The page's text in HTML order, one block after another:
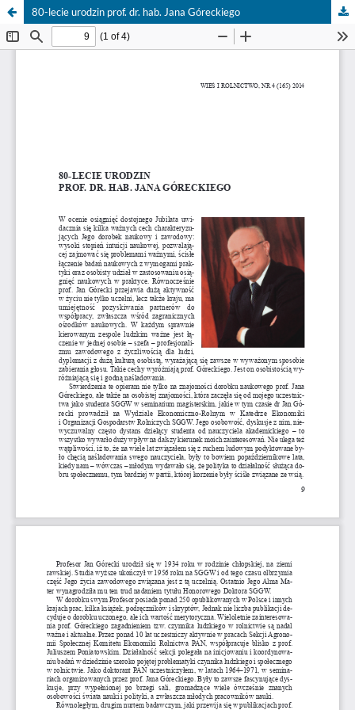
80-lecie urodzin prof. dr. hab. Jana Góreckiego